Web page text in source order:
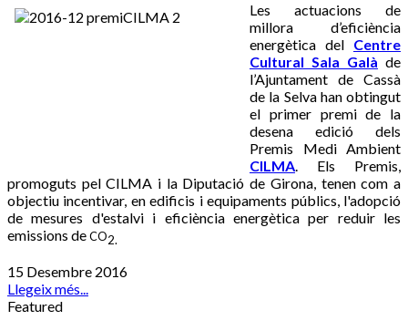
Les actuacions de
millora d’eficiència
energètica del Centre
Cultural Sala Galà de
l’Ajuntament de Cassà
de la Selva han obtingut
el primer premi de la
desena edició dels
Premis Medi Ambient
CILMA. Els Premis,
promoguts pel CILMA i la Diputació de Girona, tenen com a
objectiu incentivar, en edificis i equipaments públics, l'adopció
de mesures d'estalvi i eficiència energètica per reduir les
emissions deCO2.
15 Desembre 2016
Llegeix més...
Featured